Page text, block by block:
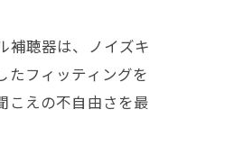
補聴器は、ノイズキ
たフィッティングを
こえの不自由さを最